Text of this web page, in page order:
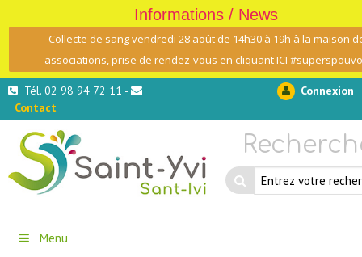
Tél. 02 98 94 72 11 -
Contact
Connexion
Menu
Informations / News
Collecte de sang vendredi 28 août de 14h30 à 19h à la maison
associations, prise de rendez-vous en cliquant ICI